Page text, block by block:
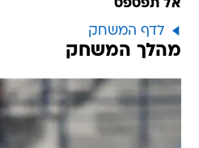
אל תפספס
לדף המשחק
מהלך המשחק